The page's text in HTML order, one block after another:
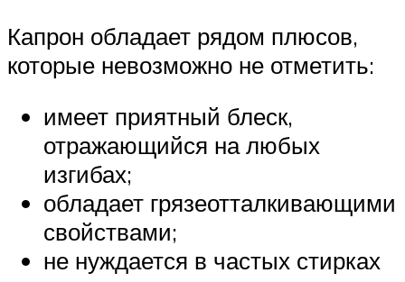
Капрон обладает рядом плюсов,
которые невозможно не отметить:
имеет приятный блеск,
отражающийся на любых
изгибах;
обладает грязеотталкивающими
свойствами;
не нуждается в частых стирках